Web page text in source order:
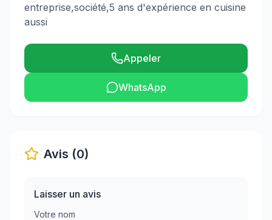
entreprise,société,5 ans d'expérience en cuisine
aussi
Appeler
WhatsApp
Avis (0)
Laisser un avis
Votre nom